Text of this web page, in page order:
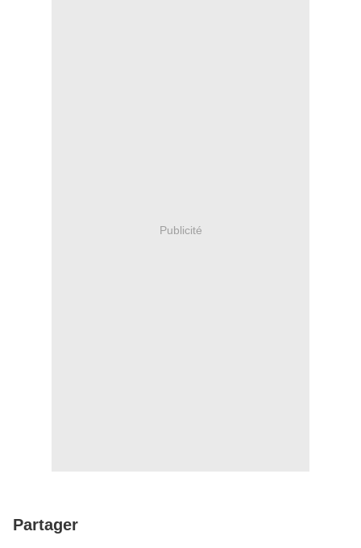
Publicité
Partager